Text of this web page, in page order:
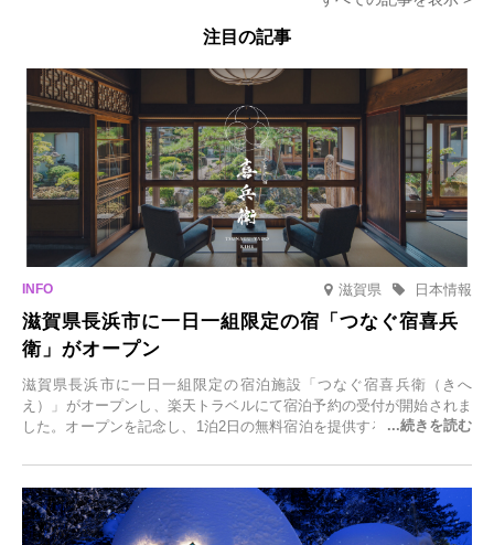
注目の記事
滋賀県 日本情報
滋賀県長浜市に一日一組限定の宿「つなぐ宿喜兵
衛」がオープン
滋賀県長浜市に一日一組限定の宿泊施設「つなぐ宿喜兵衛（きへ
え）」がオープンし、楽天トラベルにて宿泊予約の受付が開始されま
した。オープンを記念し、1泊2日の無料宿泊を提供するキャンペーン
一組限定の宿だからこそ叶う、大切な人との特別な時間を体験いただ
けます。